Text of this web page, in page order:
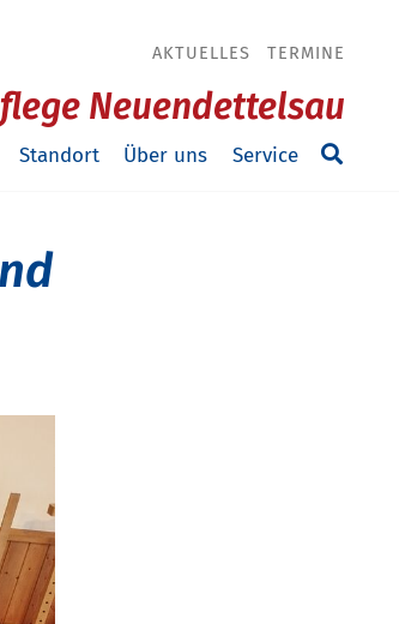
AKTUELLES TERMINE
Neuendettelsau
Standort Über uns Service